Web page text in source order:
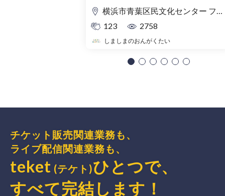
横浜市青葉区民文化センター フィリアホール
123
2758
しましまのおんがくたい
チケット販売関連業務も、
ライブ配信関連業務も、
teket (テケト)ひとつで、
すべて完結 します ！